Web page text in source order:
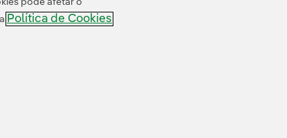
pode afetar o
Política de Cookies